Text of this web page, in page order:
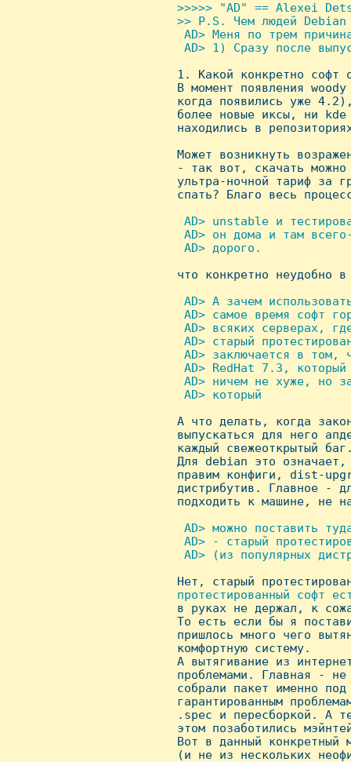
>>>>> "AD" == Alexei
>> P.S. Чем людей Debian
AD> Меня по трем
AD> 1) Сразу после
1. Какой конкретно софт
В момент появления
когда появились уже
более новые иксы, ни
находились в
Может возникнуть
- так вот, скачать
ультра-ночной тариф за
спать? Благо весь
AD> unstable и
AD> он дома и там
  AD> дорого.
что конкретно неудобно в
AD> А зачем
AD> самое время софт
AD> всяких серверах,
AD> старый
AD> заключается в том,
AD> RedHat 7.3,
AD> ничем не хуже, но
  AD> который
А что делать, когда
выпускаться для него
каждый свежеоткрытый
Для debian это
правим конфиги, dist-
дистрибутив. Главное -
подходить к машине, не
AD> можно поставить
AD> - старый
AD> (из популярных
Hет, старый
протестированный софт
в руках не держал, к
То есть если бы я
пришлось много чего
комфортную систему.
А вытягивание из
проблемами. Главная - не
собрали пакет именно
гарантированным
.spec и пересборкой. А
этом позаботились
Вот в данный конкретный
(и не из нескольких